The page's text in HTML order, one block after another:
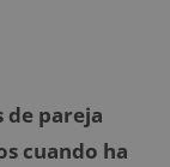
de pareja
cuando ha